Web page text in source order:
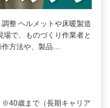
整 ヘルメットや床暖製造
で、ものづくり作業者と
作方法や、製品…
歳まで（長期キャリア